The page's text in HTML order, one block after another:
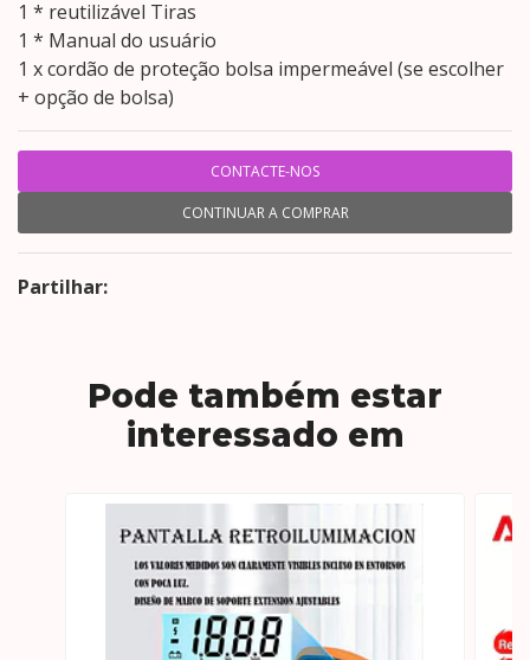
1 * reutilizável Tiras
1 * Manual do usuário
1 x cordão de proteção bolsa impermeável (se escolher
+ opção de bolsa)
CONTACTE-NOS
CONTINUAR A COMPRAR
Partilhar:
Pode também estar
interessado em